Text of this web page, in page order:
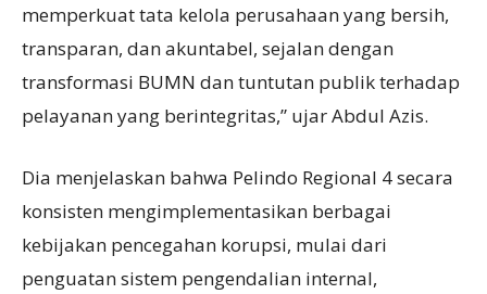
memperkuat tata kelola perusahaan yang bersih,
transparan, dan akuntabel, sejalan dengan
transformasi BUMN dan tuntutan publik terhadap
pelayanan yang berintegritas,” ujar Abdul Azis.
Dia menjelaskan bahwa Pelindo Regional 4 secara
konsisten mengimplementasikan berbagai
kebijakan pencegahan korupsi, mulai dari
penguatan sistem pengendalian internal,